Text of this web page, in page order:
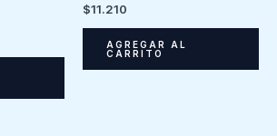
$11.210
AGREGAR AL
CARRITO